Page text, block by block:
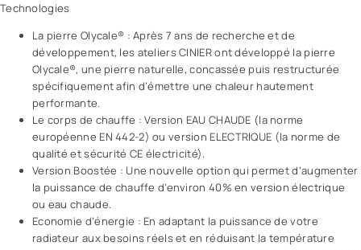
Technologies
La pierre Olycale® : Après 7 ans de recherche et de
développement, les ateliers CINIER ont développé la pierre
Olycale®, une pierre naturelle, concassée puis restructurée
spécifiquement afin d’émettre une chaleur hautement
performante.
Le corps de chauffe : Version EAU CHAUDE (la norme
européenne EN 442-2) ou version ELECTRIQUE (la norme de
qualité et sécurité CE électricité).
Version Boostée : Une nouvelle option qui permet d’augmenter
la puissance de chauffe d’environ 40% en version électrique
ou eau chaude.
Economie d’énergie : En adaptant la puissance de votre
radiateur aux besoins réels et en réduisant la température